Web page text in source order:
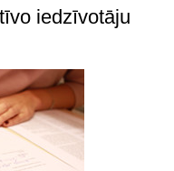
iedzīvotāju